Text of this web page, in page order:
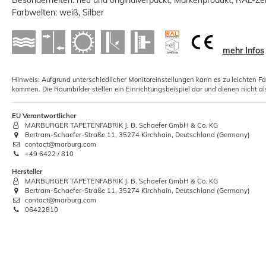
Farbwelten: weiß, Silber
mehr Infos
Hinweis: Aufgrund unterschiedlicher Monitoreinstellungen kann es zu leichten
kommen. Die Raumbilder stellen ein Einrichtungsbeispiel dar und dienen nicht
EU Verantwortlicher
MARBURGER TAPETENFABRIK J. B. Schaefer GmbH & Co. KG
Bertram-Schaefer-Straße 11, 35274 Kirchhain, Deutschland (Germany)
contact@marburg.com
+49 6422 / 810
Hersteller
MARBURGER TAPETENFABRIK J. B. Schaefer GmbH & Co. KG
Bertram-Schaefer-Straße 11, 35274 Kirchhain, Deutschland (Germany)
contact@marburg.com
06422810
5xRollkleister Instant Vlies Tapeten
Kleister 1kg
Grundpreis: 12,01 € / Kilogramm